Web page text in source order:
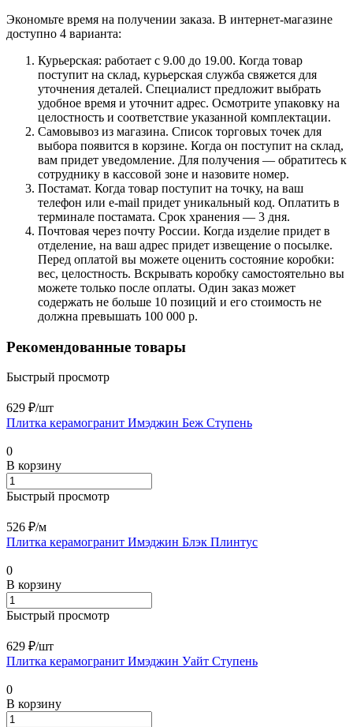
Экономьте время на получении заказа. В интернет-магазине
доступно 4 варианта:
Курьерская: работает с 9.00 до 19.00. Когда товар
поступит на склад, курьерская служба свяжется для
уточнения деталей. Специалист предложит выбрать
удобное время и уточнит адрес. Осмотрите упаковку на
целостность и соответствие указанной комплектации.
Самовывоз из магазина. Список торговых точек для
выбора появится в корзине. Когда он поступит на склад,
вам придет уведомление. Для получения — обратитесь к
сотруднику в кассовой зоне и назовите номер.
Постамат. Когда товар поступит на точку, на ваш
телефон или e-mail придет уникальный код. Оплатить в
терминале постамата. Срок хранения — 3 дня.
Почтовая через почту России. Когда изделие придет в
отделение, на ваш адрес придет извещение о посылке.
Перед оплатой вы можете оценить состояние коробки:
вес, целостность. Вскрывать коробку самостоятельно вы
можете только после оплаты. Один заказ может
содержать не больше 10 позиций и его стоимость не
должна превышать 100 000 р.
Рекомендованные товары
Быстрый просмотр
629 ₽/шт
Плитка керамогранит Имэджин Беж Ступень
0
В корзину
Быстрый просмотр
526 ₽/м
Плитка керамогранит Имэджин Блэк Плинтус
0
В корзину
Быстрый просмотр
629 ₽/шт
Плитка керамогранит Имэджин Уайт Ступень
0
В корзину